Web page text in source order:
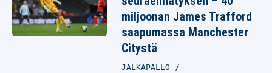
miljoonan James Trafford
saapumassa Manchester
Citystä
JALKAPALLO